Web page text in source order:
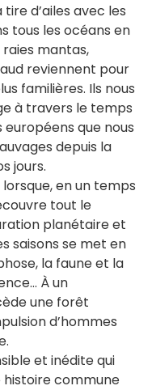
d’ailes avec les
tous les océans en
mantas,
reviennent pour
familières. Ils nous
à travers le temps
que nous
depuis la
jours.
lorsque, en un temps
tout le
planétaire et
saisons se met en
la faune et la
À un
une forêt
d’hommes
et inédite qui
commune